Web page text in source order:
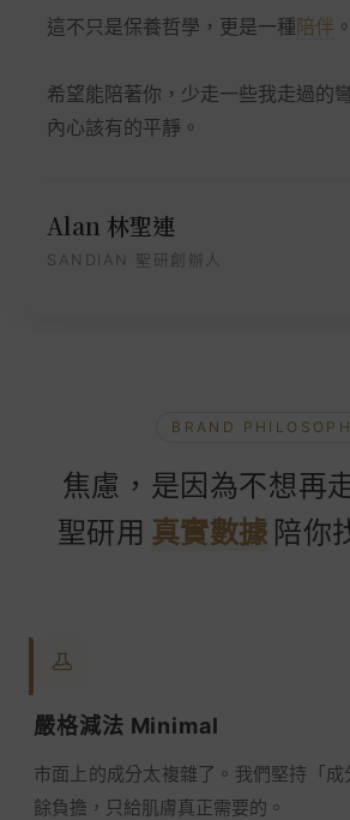
這不只是保養哲學，更是一種陪伴 。
希望能陪著你，少走一些我走過的
內心該有的平靜。
Alan 林聖連
SANDIAN 聖研創辦人
BRAND
焦慮，是因為不想再
聖研用 真實數據 陪你
嚴格減法 Minimal
市面上的成分太複雜了。我們堅持「
餘負擔，只給肌膚真正需要的。